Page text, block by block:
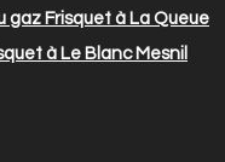
Frisquet à La Queue
à Le Blanc Mesnil